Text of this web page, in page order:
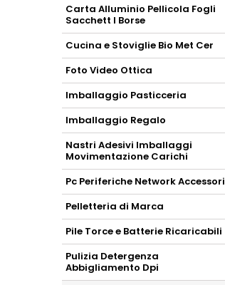
Carta Alluminio Pellicola Fogli
Sacchett I Borse
Cucina e Stoviglie Bio Met Cer
Foto Video Ottica
Imballaggio Pasticceria
Imballaggio Regalo
Nastri Adesivi Imballaggi
Movimentazione Carichi
Pc Periferiche Network Accessori
Pelletteria di Marca
Pile Torce e Batterie Ricaricabili
Pulizia Detergenza
Abbigliamento Dpi